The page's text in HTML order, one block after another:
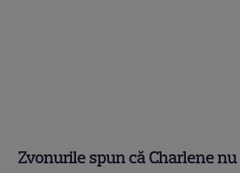
Zvonurile spun că Charlene